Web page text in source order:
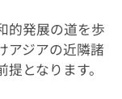
的発展の道を歩
アジアの近隣諸
となります。